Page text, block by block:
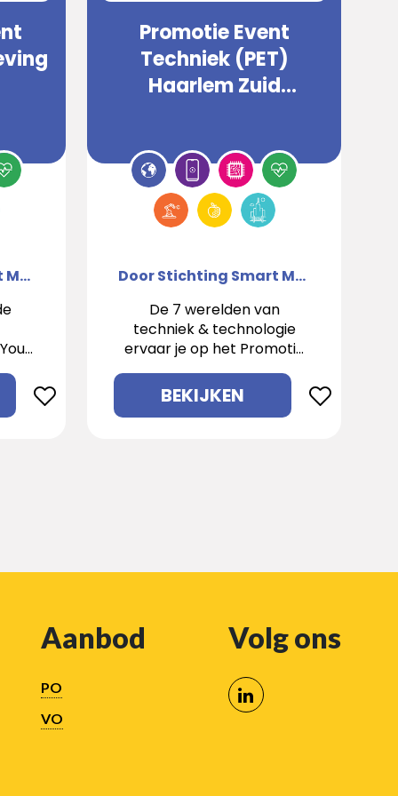
Door Stichting Smart Makers Network
Promotie Event
Techniek (PET)
Haarlem Zuid
Door Stichting Smart Makers Network
De 7 werelden van
techniek & technologie
ervaar je op het Promotie
Event Techniek Haarlem
Zuid Kennemerland!
BEKIJKEN
Aanbod
PO
VO
Volg ons